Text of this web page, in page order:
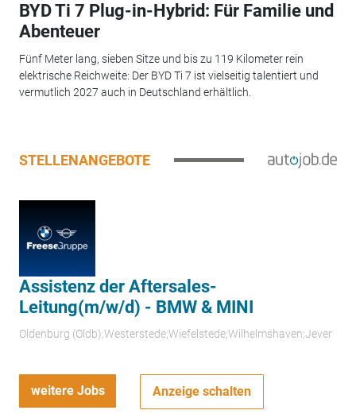
BYD Ti 7 Plug-in-Hybrid: Für Familie und
Abenteuer
Fünf Meter lang, sieben Sitze und bis zu 119 Kilometer rein
elektrische Reichweite: Der BYD Ti 7 ist vielseitig talentiert und
vermutlich 2027 auch in Deutschland erhältlich.
STELLENANGEBOTE
Assistenz der Aftersales-
Leitung(m/w/d) - BMW & MINI
Oldenburg (Oldb);Westerstede;Wiefelstede;Wilhelmshaven;Jever
weitere Jobs Anzeige schalten